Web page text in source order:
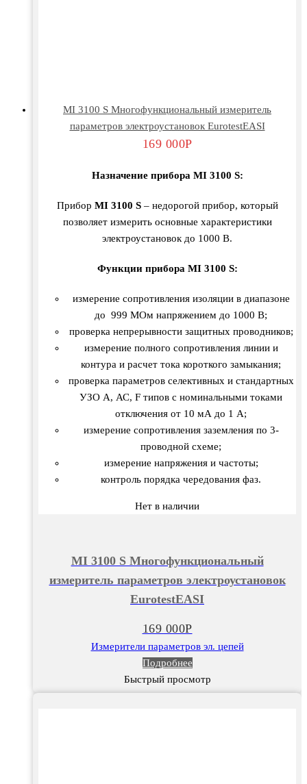
MI 3100 S Многофункциональный измеритель
параметров электроустановок EurotestEASI
169 000Р
Назначение прибора MI 3100 S:
Прибор MI 3100 S– недорогой прибор, который
позволяет измерить основные характеристики
электроустановок до 1000 В.
Функции прибора MI 3100 S:
измерение сопротивления изоляции в диапазоне
до 999 МОм напряжением до 1000 В;
проверка непрерывности защитных проводников;
измерение полного сопротивления линии и
контура и расчет тока короткого замыкания;
проверка параметров селективных и стандартных
УЗО А, АС, F типов с номинальными токами
отключения от 10 мА до 1 А;
измерение сопротивления заземления по 3-
проводной схеме;
измерение напряжения и частоты;
контроль порядка чередования фаз.
Нет в наличии
MI 3100 S Многофункциональный
измеритель параметров электроустановок
EurotestEASI
169 000Р
Измерители параметров эл. цепей
Подробнее
Быстрый просмотр